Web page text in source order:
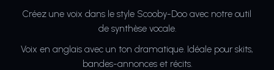
Créez une voix dans le style Scooby-Doo avec notre outil
de synthèse vocale.
Voix en anglais avec un ton dramatique. Idéale pour skits,
bandes-annonces et récits.